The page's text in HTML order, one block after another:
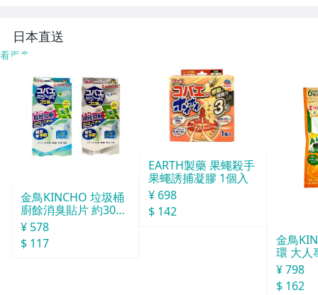
日本直送
看更多
金鳥KINCHO 垃圾桶
廚餘消臭貼片 約30天
分
¥ 578
$ 117
EARTH製藥 果蠅殺手
果蠅誘捕凝膠 1個入
¥ 698
$ 142
金鳥
環 大人
¥ 798
$ 162